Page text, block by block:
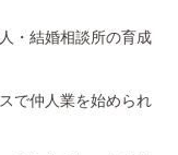
・結婚相談所の育成
で仲人業を始められ